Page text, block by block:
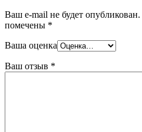
Ваш e-mail не будет опубликован.
помечены *
Ваша оценка
Ваш отзыв *